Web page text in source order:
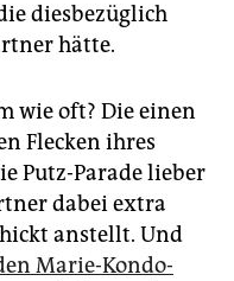
diesbezüglich
hätte.
wie oft? Die einen
Flecken ihres
Putz-Parade lieber
dabei extra
anstellt. Und
Marie-Kondo-